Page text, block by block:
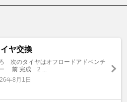
ヤ交換
次のタイヤはオフロードアドベンチ
前 完成 2 ...
年8月1日